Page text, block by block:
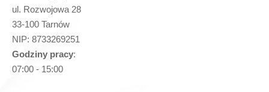
ul. Rozwojowa 28
33-100 Tarnów
NIP: 8733269251
Godziny pracy:
07:00 - 15:00